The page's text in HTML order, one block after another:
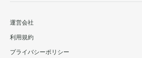
運営会社
利用規約
プライバシーポリシー